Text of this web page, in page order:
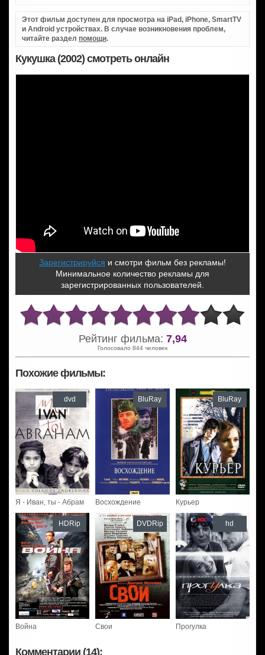
Этот фильм доступен для просмотра на iPad, iPhone, SmartTV
и Android устройствах. В случае возникновения проблем,
читайте раздел помощи.
Кукушка (2002) смотреть онлайн
Зарегистрируйся и смотри фильм без рекламы!
Минимальное количество рекламы для
зарегистрированных пользователей.
Рейтинг фильма: 7,94
Голосовало 844 человек
Похожие фильмы:
Я - Иван, ты - Абрам
dvd
Восхождение
BluRay
Курьер
BluRay
Война
HDRip
Свои
DVDRip
Прогулка
hd
Комментарии (14):